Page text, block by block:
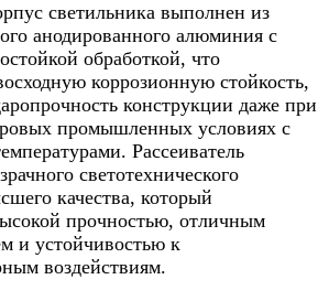
светильника выполнен из
анодированного алюминия с
обработкой, что
коррозионную стойкость,
конструкции даже при
промышленных условиях с
Рассеиватель
светотехнического
качества, который
прочностью, отличным
и устойчивостью к
воздействиям.